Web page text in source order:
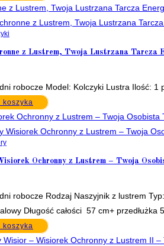
z Lustrem, Twoja Lustrzana Tarcza
robocze Model: Kolczyki Lustra Ilość: 1
koszyka
Ochronny z Lustrem – Twoja
robocze Rodzaj Naszyjnik z lustrem
Długość całości 57 cm+ przedłużka
koszyka